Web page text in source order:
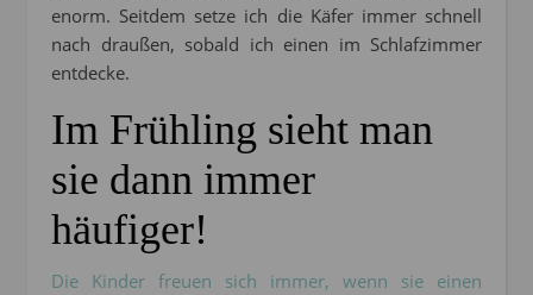
enorm. Seitdem setze ich die Käfer immer schnell
nach draußen, sobald ich einen im Schlafzimmer
entdecke.
Im Frühling sieht man
sie dann immer
häufiger!
Die Kinder freuen sich immer, wenn sie einen